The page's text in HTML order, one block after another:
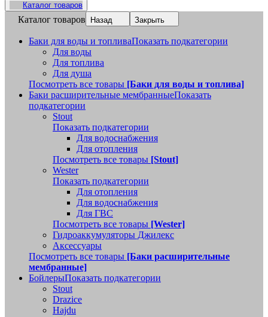
Каталог товаров
Каталог товаров Назад Закрыть
Баки для воды и топливаПоказать подкатегории
Для воды
Для топлива
Для душа
Посмотреть все товары [Баки для воды и топлива]
Баки расширительные мембранныеПоказать
подкатегории
Stout
Показать подкатегории
Для водоснабжения
Для отопления
Посмотреть все товары [Stout]
Wester
Показать подкатегории
Для отопления
Для водоснабжения
Для ГВС
Посмотреть все товары [Wester]
Гидроаккумуляторы Джилекс
Аксессуары
Посмотреть все товары [Баки расширительные
мембранные]
БойлерыПоказать подкатегории
Stout
Drazice
Hajdu